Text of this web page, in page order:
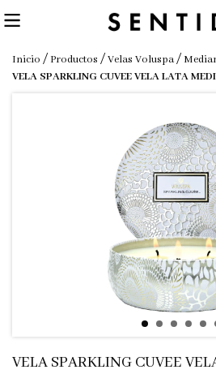
Inicio / Productos /Velas Voluspa/
VELA SPARKLING CUVEE VELA LATA
VELA SPARKLING CUVEE